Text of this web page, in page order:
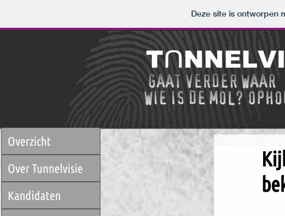
Deze site is ontworpen
Overzicht
Over Tunnelvisie
Kandidaten